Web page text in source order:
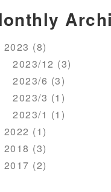
2023 (8)
2023/12 (3)
2023/6 (3)
2023/3 (1)
2023/1 (1)
2022 (1)
2018 (3)
2017 (2)